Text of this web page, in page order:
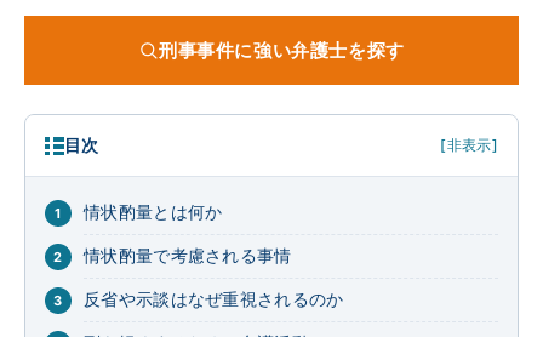
刑事事件に強い弁護士を探す
目次 [非表示]
情状酌量とは何か
情状酌量で考慮される事情
反省や示談はなぜ重視されるのか